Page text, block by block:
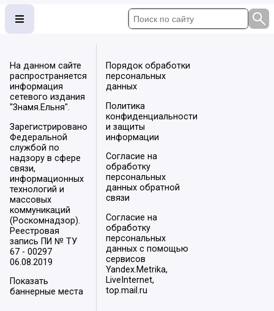
На данном сайте
распространяется
информация
сетевого издания
"Знамя.Ельня".
Зарегистрировано
Федеральной
службой по
надзору в сфере
связи,
информационных
технологий и
массовых
коммуникаций
(Роскомнадзор).
Реестровая
запись ПИ № ТУ
67 - 00297
06.08.2019
Показать
баннерные места
Порядок обработки
персональных
данных
Политика
конфиденциальности
и защиты
информации
Согласие на
обработку
персональных
данных обратной
связи
Согласие на
обработку
персональных
данных с помощью
сервисов
Yandex.Metrika,
LiveInternet,
top.mail.ru